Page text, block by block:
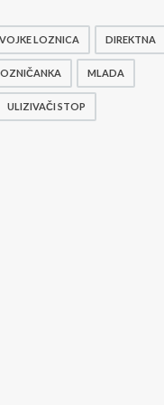
LOZNICA DIREKTNA
MLADA
ULIZIVAČI STOP